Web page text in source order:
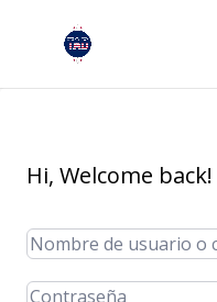
Hi, Welcome back!